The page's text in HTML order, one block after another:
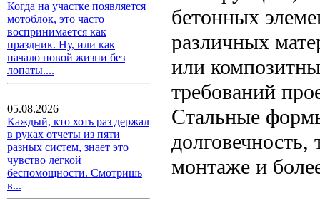
Когда на участке появляется
мотоблок, это часто
воспринимается как
праздник. Ну, или как
начало новой жизни без
лопаты....
05.08.2026
Каждый, кто хоть раз держал
в руках отчеты из пяти
разных систем, знает это
чувство легкой
беспомощности. Смотришь
в...
бетонных
различных
или
требований
Стальные
долговечность,
монтаже и